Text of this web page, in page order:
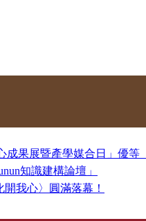
成果展暨產學媒合日」優等
知識建構論壇」
我心〉圓滿落幕！